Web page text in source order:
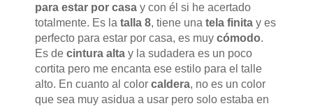
para estar por casay con él si he acertado
totalmente. Es la talla 8, tiene una tela finitay es
perfecto para estar por casa, es muy cómodo.
Es decintura altay la sudadera es un poco
cortita pero me encanta ese estilo para el talle
alto. En cuanto al color caldera, no es un color
que sea muy asidua a usar pero solo estaba en